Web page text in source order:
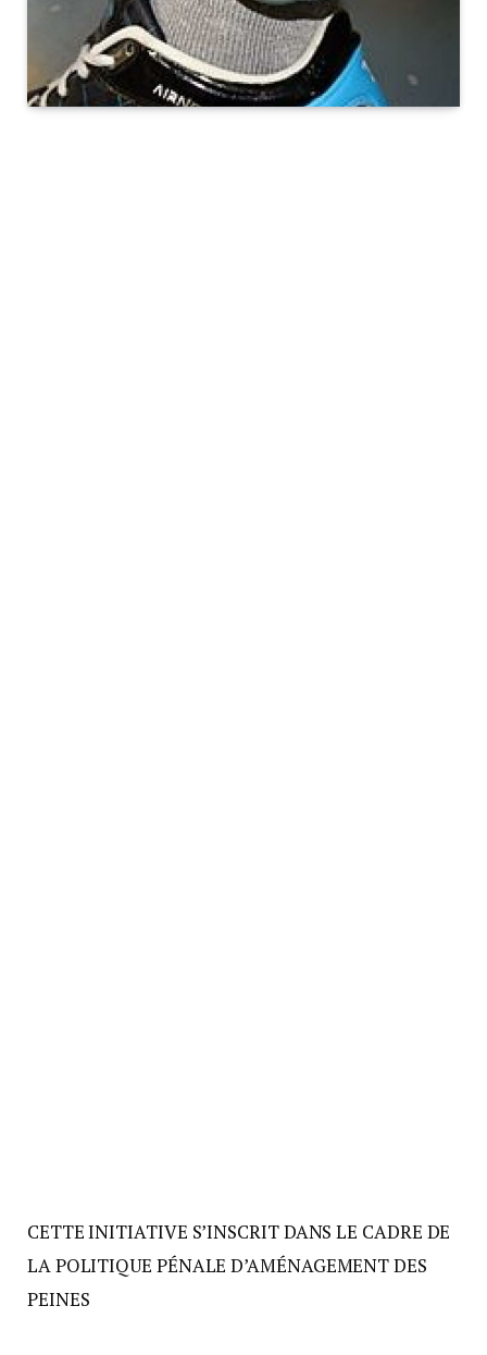
CETTE INITIATIVE S’INSCRIT DANS LE CADRE DE
LA POLITIQUE PÉNALE D’AMÉNAGEMENT DES
PEINES